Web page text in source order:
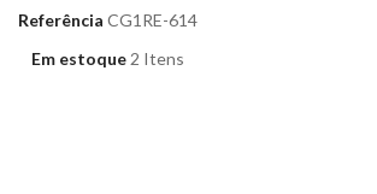
Referência CG1RE-614
Em estoque 2 Itens